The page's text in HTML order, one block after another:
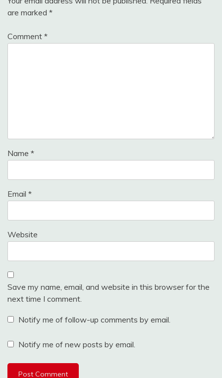
are marked *
Comment *
Name *
Email *
Website
Save my name, email, and website in this browser for the
next time I comment.
Notify me of follow-up comments by email.
Notify me of new posts by email.